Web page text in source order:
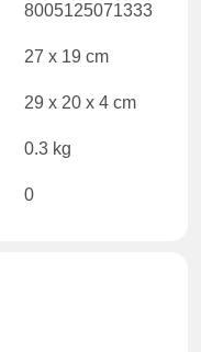
8005125071333
27 x 19 cm
29 x 20 x 4 cm
0.3 kg
0